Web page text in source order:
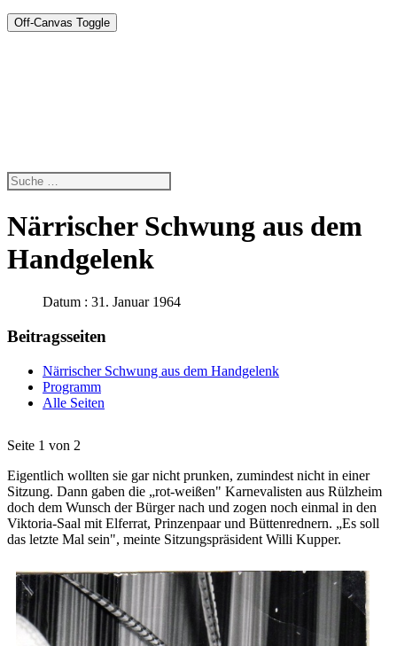
Off-Canvas Toggle
Närrischer Schwung aus dem
Handgelenk
Datum : 31. Januar 1964
Beitragsseiten
Närrischer Schwung aus dem Handgelenk
Programm
Alle Seiten
Seite 1 von 2
Eigentlich wollten sie gar nicht prunken, zumindest nicht in einer
Sitzung. Dann gaben die „rot-weißen" Karnevalisten aus Rülzheim
doch dem Wunsch der Bürger nach und zogen noch einmal in den
Viktoria-Saal mit Elferrat, Prinzenpaar und Büttenrednern. „Es soll
das letzte Mal sein", meinte Sitzungspräsident Willi Kupper.